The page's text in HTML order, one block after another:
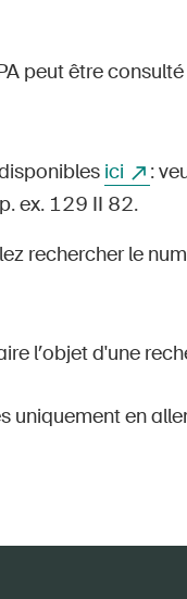
peut être consulté
ici
:
ex. 129 II 82.
rechercher le
l’objet d'une
uniquement en